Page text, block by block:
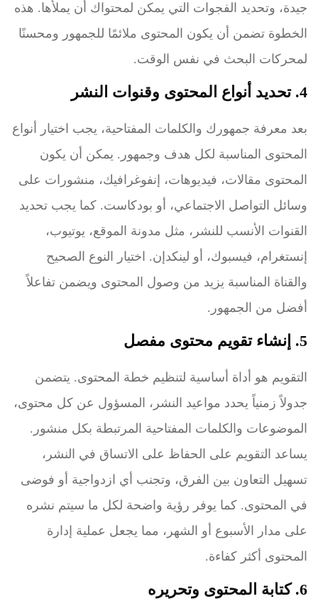
جيدة، وتحديد الفجوات التي يمكن لمحتواك أن يملأها. هذه
الخطوة تضمن أن يكون المحتوى ملائمًا للجمهور ومحسنًا
لمحركات البحث في نفس الوقت.
4. تحديد أنواع المحتوى وقنوات النشر
بعد معرفة جمهورك والكلمات المفتاحية، يجب اختيار أنواع
المحتوى المناسبة لكل هدف وجمهور. يمكن أن يكون
المحتوى مقالات، فيديوهات، إنفوغرافيك، منشورات على
وسائل التواصل الاجتماعي، أو بودكاست. كما يجب تحديد
القنوات الأنسب للنشر، مثل مدونة الموقع، يوتيوب،
إنستغرام، فيسبوك، أو لينكدإن. اختيار النوع الصحيح
والقناة المناسبة يزيد من وصول المحتوى ويضمن تفاعلاً
أفضل من الجمهور.
5. إنشاء تقويم محتوى مفصل
التقويم هو أداة أساسية لتنظيم خطة المحتوى. يتضمن
جدولاً زمنياً يحدد مواعيد النشر، المسؤول عن كل محتوى،
الموضوعات والكلمات المفتاحية المرتبطة بكل منشور.
يساعد التقويم على الحفاظ على الاتساق في النشر،
تسهيل التعاون بين الفرق، وتجنب أي ازدواجية أو فوضى
في المحتوى. كما يوفر رؤية واضحة لكل ما سيتم نشره
على مدار الأسبوع أو الشهر، مما يجعل عملية إدارة
المحتوى أكثر كفاءة.
6. كتابة المحتوى وتحريره